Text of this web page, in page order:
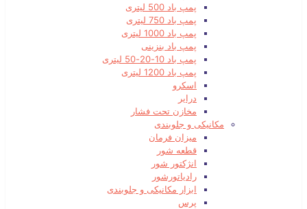
پمپ باد 500 لیتری
پمپ باد 750 لیتری
پمپ باد 1000 لیتری
پمپ باد بنزینی
پمپ باد 10-20-50 لیتری
پمپ باد 1200 لیتری
اسکرو
درایر
مخازن تحت فشار
مکانیکی و جلوبندی
میزان فرمان
قطعه شور
انژکتور شور
رادیاتورشور
ابزار مکانیکی و جلوبندی
پرس